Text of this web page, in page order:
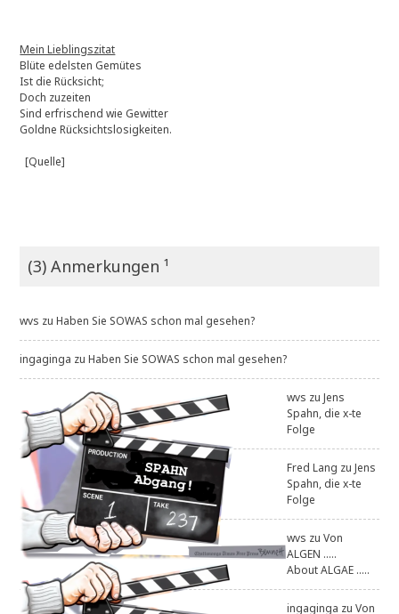
Mein Lieblingszitat
Blüte edelsten Gemütes
Ist die Rücksicht;
Doch zuzeiten
Sind erfrischend wie Gewitter
Goldne Rücksichtslosigkeiten.
[Quelle]
(3) Anmerkungen ¹
wvs zuHaben Sie SOWAS schon mal gesehen?
ingaginga zuHaben Sie SOWAS schon mal gesehen?
wvs zuJens
Spahn, die x-te
Folge
Fred Lang zuJens
Spahn, die x-te
Folge
wvs zuVon
ALGEN .....
About ALGAE .....
ingaginga zuVon